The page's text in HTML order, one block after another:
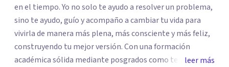
en el tiempo. Yo no solo te ayudo a resolver un problema,
sino te ayudo, guío y acompaño a cambiar tu vida para
vivirla de manera más plena, más consciente y más feliz,
construyendo tu mejor versión. Con una formación
académica sólida mediante posgrados como terapeuta
leer más